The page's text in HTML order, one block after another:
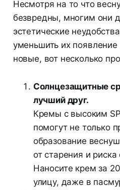
Несмотря на то что
безвредны, многим они
эстетические
уменьшить их появление
новые, вот несколько
Солнцезащитные
лучший друг.
Кремы с высоким
помогут не только
образование
от старения и
Наносите крем за
улицу, даже в